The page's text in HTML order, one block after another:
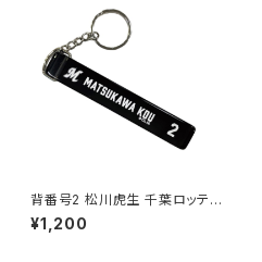
背番号2 松川虎生 千葉ロッテマ
リーンズ 選手ホテルキーホルダ
ー
¥1,200